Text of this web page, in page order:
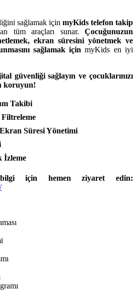
sağlamak için myKids telefon takip
tüm araçları sunar. Çocuğunuzun
ekran süresini yönetmek ve
sağlamak için myKids en iyi
güvenliği sağlayın ve çocuklarınızı
koruyun!
Takibi
Süresi Yönetimi
İzleme
için hemen ziyaret edin: